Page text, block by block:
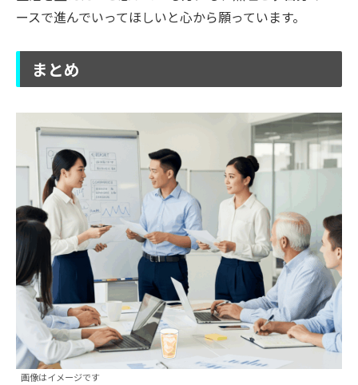
ースで進んでいってほしいと心から願っています。
まとめ
画像はイメージです